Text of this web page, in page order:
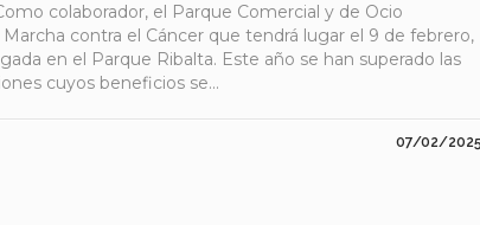
colaborador, el Parque Comercial y de Ocio
Marcha contra el Cáncer que tendrá lugar el 9 de febrero,
en el Parque Ribalta. Este año se han superado las
cuyos beneficios se...
07/02/